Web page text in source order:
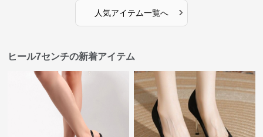
人気アイテム一覧へ ›
ヒール7センチの新着アイテム